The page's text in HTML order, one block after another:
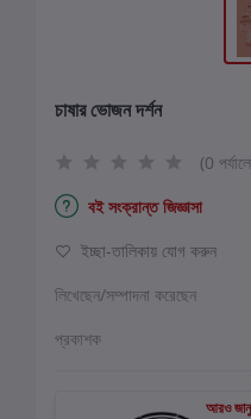
চাষার ভোজন দর্শন
(0
বই সংক্রান্ত জিজ্ঞাসা
ইচ্ছা-তালিকায় যোগ করুন
লিখেছেন/সম্পাদনা করেছেন
প্রকাশক
আরও